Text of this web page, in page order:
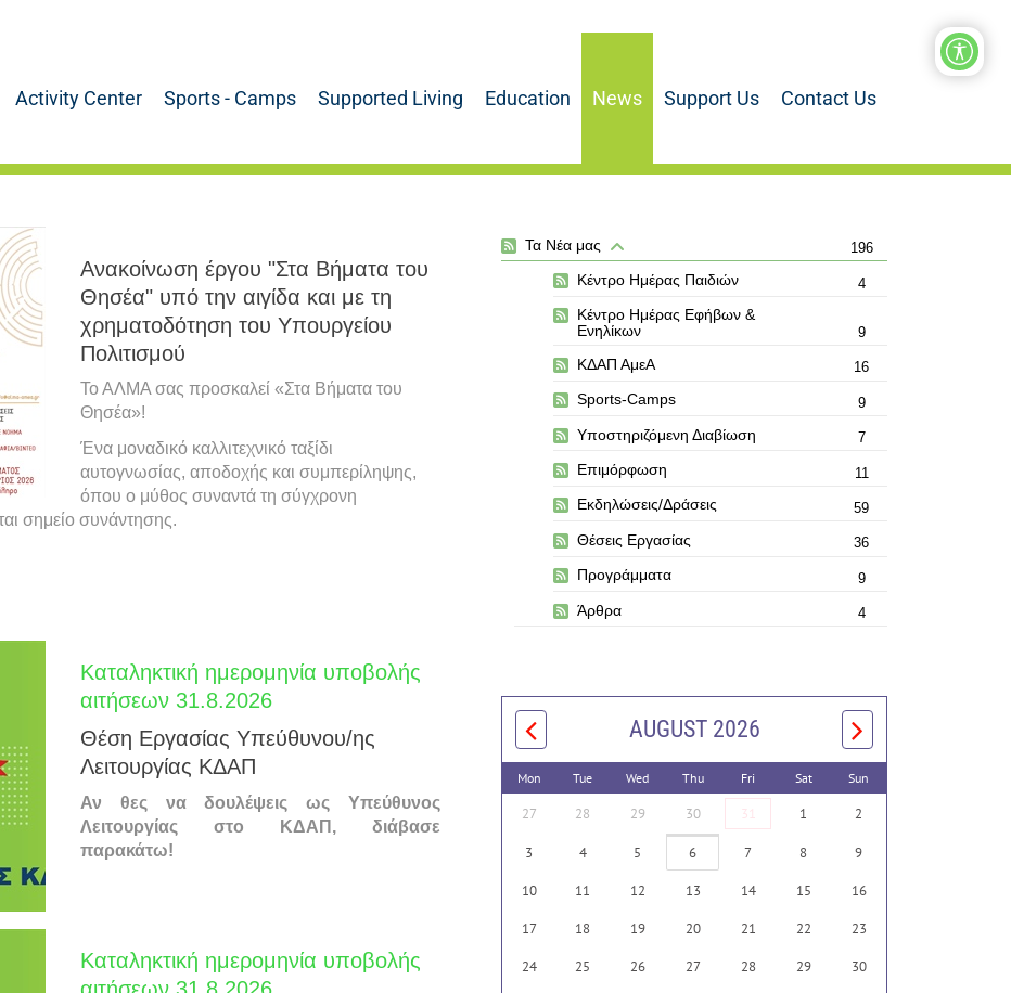
Activity Center Sports - Camps Supported Living Education News Support Us Contact Us
Ανακοίνωση έργου "Στα Βήματα του
Θησέα" υπό την αιγίδα και με τη
χρηματοδότηση του Υπουργείου
Πολιτισμού
Το ΑΛΜΑ σας προσκαλεί «Στα Βήματα του
Θησέα»!
Ένα μοναδικό καλλιτεχνικό ταξίδι
αυτογνωσίας, αποδοχής και συμπερίληψης,
όπου ο μύθος συναντά τη σύγχρονη
σημείο συνάντησης.
Καταληκτική ημερομηνία υποβολής
αιτήσεων 31.8.2026
Θέση Εργασίας Υπεύθυνου/ης
Λειτουργίας ΚΔΑΠ
Αν θες να δουλέψεις ως Υπεύθυνος
Λειτουργίας στο ΚΔΑΠ, διάβασε
παρακάτω!
Καταληκτική ημερομηνία υποβολής
αιτήσεων 31.8.2026
Τα Νέα μας 196
Κέντρο Ημέρας Παιδιών 4
Κέντρο Ημέρας Εφήβων &
Ενηλίκων
9
ΚΔΑΠ ΑμεΑ 16
Sports-Camps 9
Υποστηριζόμενη Διαβίωση 7
Επιμόρφωση 11
Εκδηλώσεις/Δράσεις 59
Θέσεις Εργασίας 36
Προγράμματα 9
Άρθρα 4
AUGUST 2026
Mon Tue Wed Thu Fri Sat Sun
27 28 29 30 31 1 2
3 4 5 6 7 8 9
10 11 12 13 14 15 16
17 18 19 20 21 22 23
24 25 26 27 28 29 30